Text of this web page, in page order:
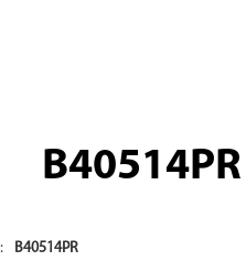
B40514PR
B40514PR